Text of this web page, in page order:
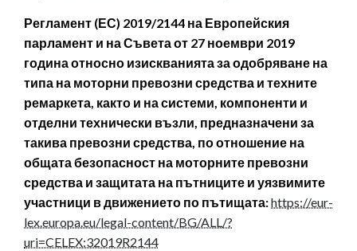
Регламент (ЕС) 2019/2144 на Европейския
парламент и на Съвета от 27 ноември 2019
година относно изискванията за одобряване на
типа на моторни превозни средства и техните
ремаркета, както и на системи, компоненти и
отделни технически възли, предназначени за
такива превозни средства, по отношение на
общата безопасност на моторните превозни
средства и защитата на пътниците и уязвимите
участници в движението по пътищата:https://eur-
lex.europa.eu/legal-content/BG/ALL/?
uri=CELEX:32019R2144